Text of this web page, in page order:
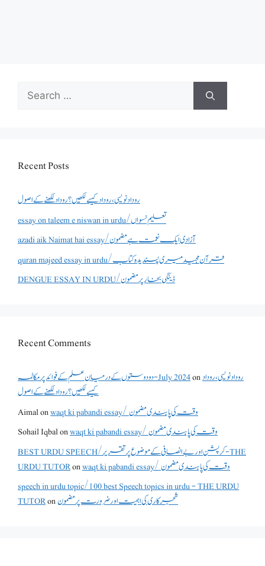
Search
for:
Recent Posts
روداد نویسی ،روداد کیسے لکھیں؟ روداد لکھنے کے اصول
essay on taleem e niswan in urdu/تعلیم نسواں
azadi aik Naimat hai essay/آزادی ایک نعمت ہے مضمون
quran majeed essay in urdu/قرآن مجید میری پسندیدہ کتاب
DENGUE ESSAY IN URDU/ڈینگی بخار پر مضمون
Recent Comments
دو دوستوں کے درمیان علم کے فوائد پر مکالمہ - July 2024onروداد نویسی ،روداد
کیسے لکھیں؟ روداد لکھنے کے اصول
Aimalon
waqt ki pabandi essay/ وقت کی پابندی مضمون
Sohail Iqbalon
waqt ki pabandi essay/ وقت کی پابندی مضمون
BEST URDU SPEECH/کرپشن اور بے انصافی کے موضوع پر تقریر - THE
URDU TUTORon
waqt ki pabandi essay/ وقت کی پابندی مضمون
speech in urdu topic/100 best Speech topics in urdu - THE URDU
TUTORonشجرکاری کی اہمیت اور ضرورت پر مضمون